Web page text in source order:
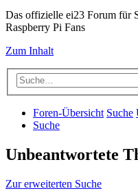
Das offizielle ei23 Forum für
Raspberry Pi Fans
Zum Inhalt
Foren-Übersicht Suche
Suche
Unbeantwortete
Zur erweiterten Suche